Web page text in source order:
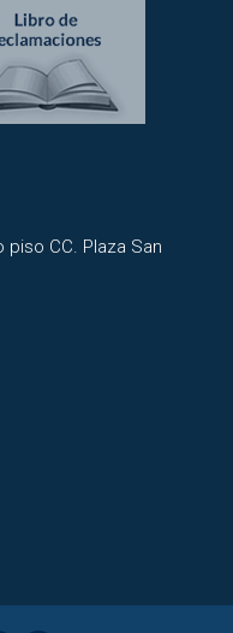
piso CC. Plaza San